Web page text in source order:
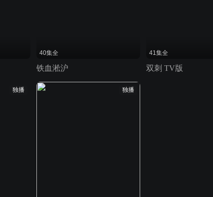
40集全
铁血淞沪
41集全
双刺 TV版
独播 独播